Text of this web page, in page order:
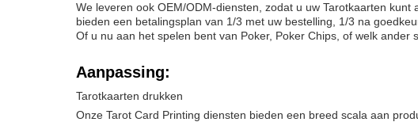
We leveren ook OEM/ODM-diensten, zodat u uw Tarotkaarten
bieden een betalingsplan van 1/3 met uw bestelling, 1/3 na
Of u nu aan het spelen bent van Poker, Poker Chips, of welk ander
Aanpassing:
Tarotkaarten drukken
Onze Tarot Card Printing diensten bieden een breed scala aan